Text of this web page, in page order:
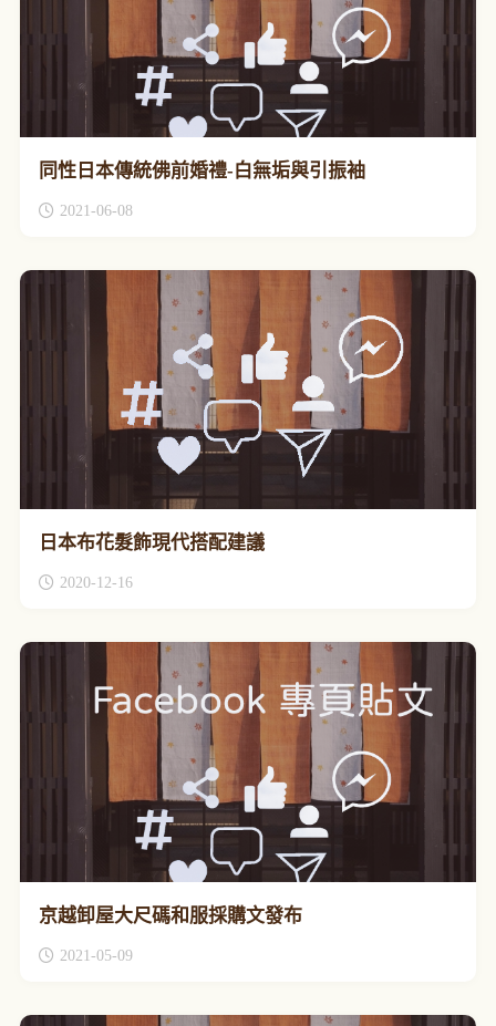
同性日本傳統佛前婚禮-白無垢與引振袖
2021-06-08
日本布花髮飾現代搭配建議
2020-12-16
京越卸屋大尺碼和服採購文發布
2021-05-09